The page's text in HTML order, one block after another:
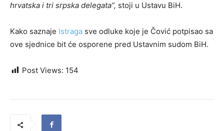
hrvatska i tri srpska delegata”, stoji u Ustavu BiH.
Kako saznaje Istraga sve odluke koje je Čović potpisao sa
ove sjednice bit će osporene pred Ustavnim sudom BiH.
Post Views: 154